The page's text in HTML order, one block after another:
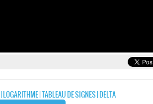
|LOGARITHME|TABLEAU DE SIGNES|DELTA